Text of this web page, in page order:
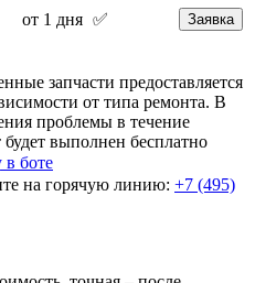
от 1 дня ✅ Заявка
запчасти предоставляется
от типа ремонта. В
проблемы в течение
выполнен бесплатно
в боте
на горячую линию: +7 (495)